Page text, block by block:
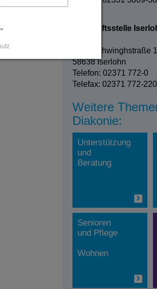
Geschäftsstelle
Bodelschwinghstraße 1
58638 Iserlohn
Telefon: 02371 772-0
Telefax: 02371 772-220
Weitere
Diakonie:
Unterstützung
und
Beratung
Senioren
und Pflege
Wohnen